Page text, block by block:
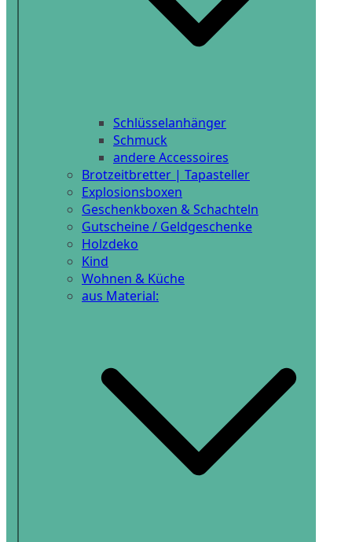
Schlüsselanhänger
Schmuck
andere Accessoires
Brotzeitbretter | Tapasteller
Explosionsboxen
Geschenkboxen & Schachteln
Gutscheine / Geldgeschenke
Holzdeko
Kind
Wohnen & Küche
aus Material: